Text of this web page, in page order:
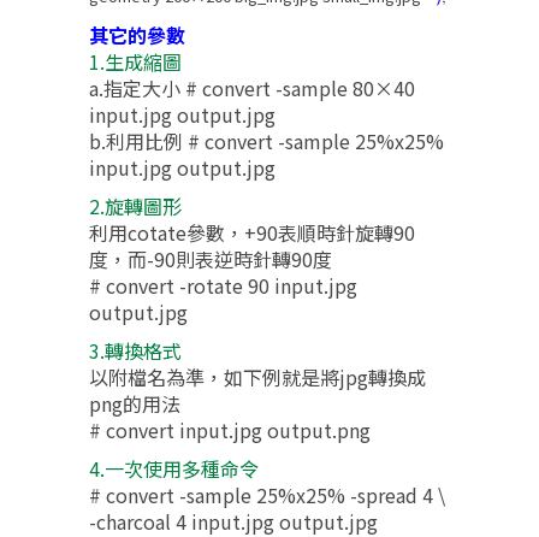
其它的參數
1.生成縮圖
a.指定大小 # convert -sample 80×40
input.jpg output.jpg
b.利用比例 # convert -sample 25%x25%
input.jpg output.jpg
2.旋轉圖形
利用cotate參數，+90表順時針旋轉90
度，而-90則表逆時針轉90度
# convert -rotate 90 input.jpg
output.jpg
3.轉換格式
以附檔名為準，如下例就是將jpg轉換成
png的用法
# convert input.jpg output.png
4.一次使用多種命令
# convert -sample 25%x25% -spread 4 \
-charcoal 4 input.jpg output.jpg